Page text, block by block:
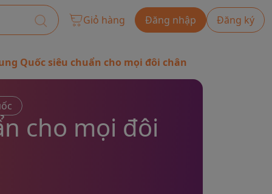
Giỏ hàng Đăng nhập Đăng ký
Quốc siêu chuẩn cho mọi đôi chân
cho mọi đôi